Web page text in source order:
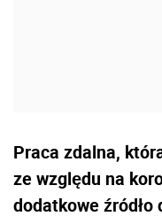
Praca zdalna,
ze względu na
dodatkowe źródło